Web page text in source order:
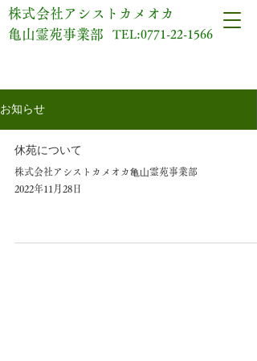
​株式会社アシストカメオカ
亀山霊苑事業部
TEL:0771-22-1566
お知らせ
休苑について
株式会社アシストカメオカ⻲⼭霊苑事業部
2022年11月28日